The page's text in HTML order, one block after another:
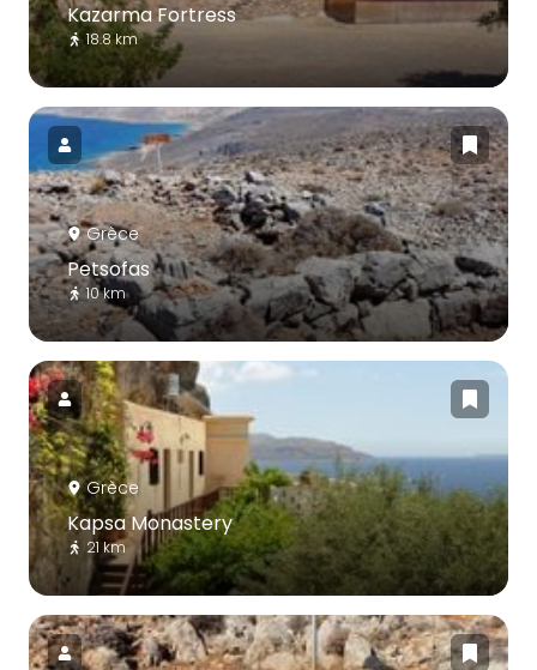
Kazarma Fortress
18.8 km
Grèce
Petsofas
10 km
Grèce
Kapsa Monastery
21 km